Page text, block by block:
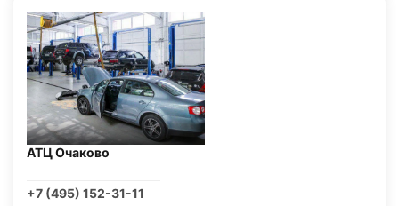
АТЦ Очаково
+7 (495) 152-31-11